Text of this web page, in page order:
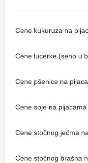
Cene kukuruza na
Cene lucerke (seno u
Cene pšenice na
Cene soje na pijacama
Cene stočnog ječma
Cene stočnog brašna